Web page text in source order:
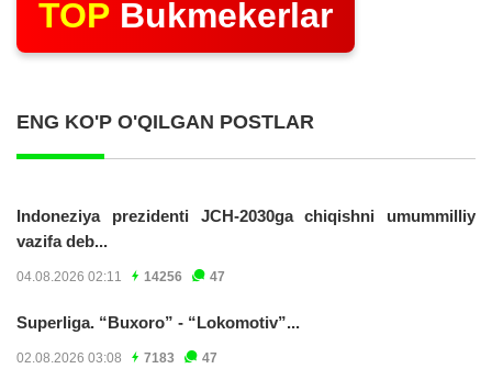
TOP Bukmekerlar
ENG KO'P O'QILGAN POSTLAR
Indoneziya prezidenti JCH-2030ga chiqishni umummilliy
vazifa deb...
04.08.2026 02:11 14256 47
Superliga. “Buxoro” - “Lokomotiv”...
02.08.2026 03:08 7183 47